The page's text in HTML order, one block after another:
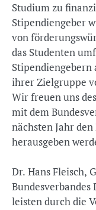
Studium zu
Stipendiengeber
von
das Studenten
ihrer Zielgruppe
Wir freuen uns
mit dem
nächsten Jahr
herausgeben
Dr. Hans Fleisch,
leisten durch die